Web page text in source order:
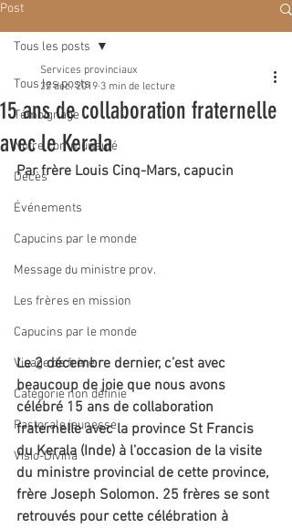
Post
Tous les posts
Témoignage
Notre communauté
Décès
Événements
Capucins par le monde
Message du ministre prov.
Les frères en mission
Capucins par le monde
Visage de frère
Catégorie non définie
Pastorale jeunesse
Visio-Divina
Tous les posts
15 ans de collaboration fraternelle
avec le Kerala
Services provinciaux
22 déc. 2019 3 min de lecture
Par frère Louis Cinq-Mars, capucin
Le 2 décembre dernier, c’est avec
beaucoup de joie que nous avons
célébré 15 ans de collaboration
fraternelle avec la province St Francis
du Kerala (Inde) à l’occasion de la visite
du ministre provincial de cette province,
frère Joseph Solomon. 25 frères se sont
retrouvés pour cette célébration à